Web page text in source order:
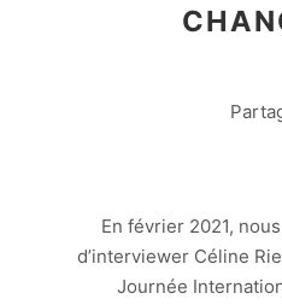
En février 2021,
d’interviewer Céline
Journée